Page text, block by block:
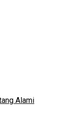
Alami